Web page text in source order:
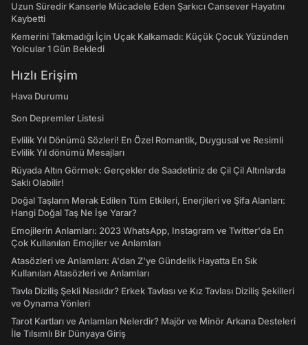
Uzun Süredir Kanserle Mücadele Eden Şarkıcı Cansever Hayatını
Kaybetti
Kemerini Takmadığı İçin Uçak Kalkamadı: Küçük Çocuk Yüzünden
Yolcular 1 Gün Bekledi
Hızlı Erişim
Hava Durumu
Son Depremler Listesi
Evlilik Yıl Dönümü Sözleri! En Özel Romantik, Duygusal ve Resimli
Evlilik Yıl dönümü Mesajları
Rüyada Altın Görmek: Gerçekler de Saadetiniz de Çil Çil Altınlarda
Saklı Olabilir!
Doğal Taşların Merak Edilen Tüm Etkileri, Enerjileri ve Şifa Alanları:
Hangi Doğal Taş Ne İşe Yarar?
Emojilerin Anlamları: 2023 WhatsApp, Instagram ve Twitter'da En
Çok Kullanılan Emojiler ve Anlamları
Atasözleri ve Anlamları: A'dan Z'ye Gündelik Hayatta En Sık
Kullanılan Atasözleri ve Anlamları
Tavla Diziliş Şekli Nasıldır? Erkek Tavlası ve Kız Tavlası Diziliş Şekilleri
ve Oynama Yönleri
Tarot Kartları ve Anlamları Nelerdir? Majör ve Minör Arkana Desteleri
İle Tılsımlı Bir Dünyaya Giriş